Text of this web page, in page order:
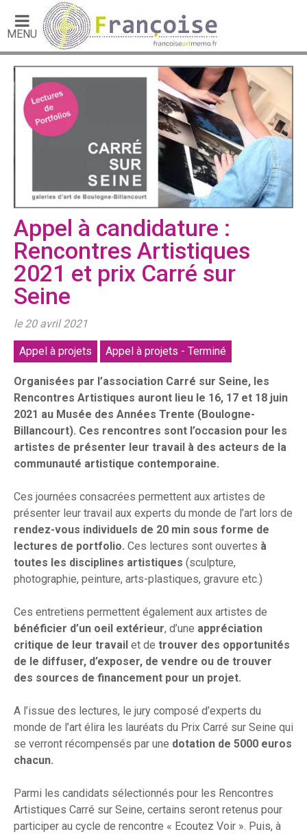
MENU
Appel à candidature :
Rencontres Artistiques
2021 et prix Carré sur
Seine
le 20 avril 2021
Appel à projets Appel à projets - Terminé
Organisées par l’association Carré sur Seine, les
Rencontres Artistiques auront lieu le 16, 17 et 18 juin
2021 au Musée des Années Trente (Boulogne-
Billancourt). Ces rencontres sont l’occasion pour les
artistes de présenter leur travail à des acteurs de la
communauté artistique contemporaine.
Ces journées consacrées permettent aux artistes de
présenter leur travail aux experts du monde de l’art lors de
rendez-vous individuels de 20 min sous forme de
lectures de portfolio. Ces lectures sont ouvertes à
toutes les disciplines artistiques (sculpture,
photographie, peinture, arts-plastiques, gravure etc.)
Ces entretiens permettent également aux artistes de
bénéficier d’un oeil extérieur, d’une appréciation
critique de leur travail et de trouver des opportunités
de le diffuser, d’exposer, de vendre ou de trouver
des sources de financement pour un projet.
A l’issue des lectures, le jury composé d’experts du
monde de l’art élira les lauréats du Prix Carré sur Seine qui
se verront récompensés par une dotation de 5000 euros
chacun.
Parmi les candidats sélectionnés pour les Rencontres
Artistiques Carré sur Seine, certains seront retenus pour
participer au cycle de rencontre « Ecoutez Voir ». Puis, à